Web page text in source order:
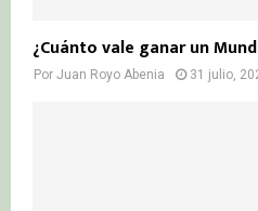
¿Cuánto vale ganar un
Por Juan Royo Abenia 31 julio,